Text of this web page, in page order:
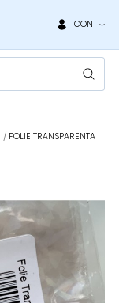
CONT
FOLIE TRANSPARENTA